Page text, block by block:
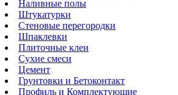
Наливные полы
Штукатурки
Стеновые перегородки
Шпаклевки
Плиточные клеи
Сухие смеси
Цемент
Грунтовки и Бетоконтакт
Профиль и Комплектующие